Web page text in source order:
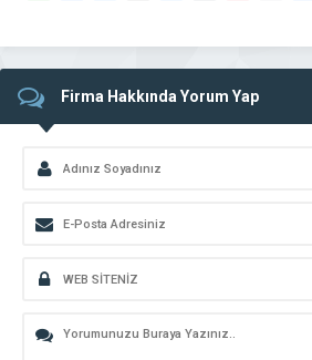
Firma Hakkında Yorum Yap